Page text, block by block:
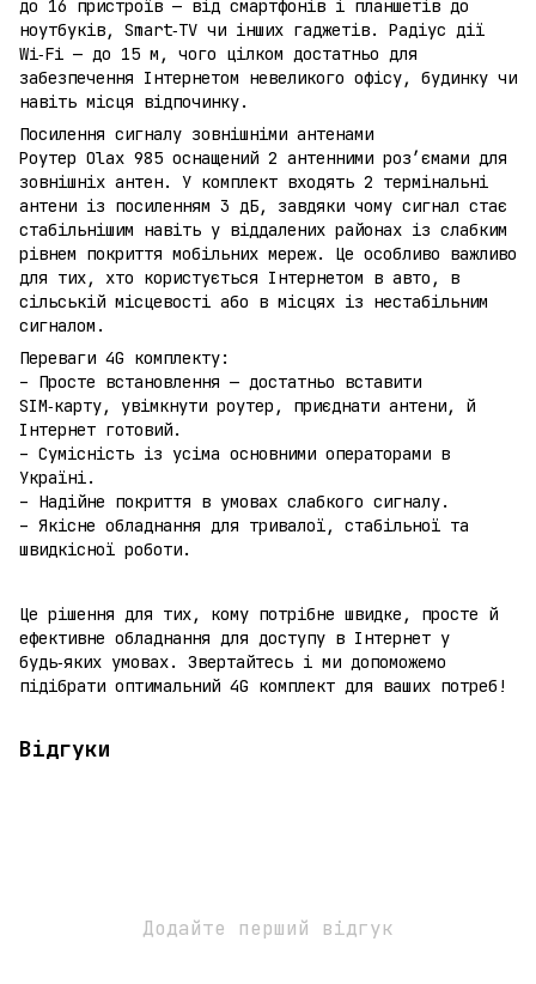
до 16 пристроїв — від смартфонів і планшетів до
ноутбуків, Smart‑TV чи інших гаджетів. Радіус дії
Wi‑Fi — до 15 м, чого цілком достатньо для
забезпечення Інтернетом невеликого офісу, будинку чи
навіть місця відпочинку.
Посилення сигналу зовнішніми антенами
Роутер Olax 985 оснащений 2 антенними роз’ємами для
зовнішніх антен. У комплект входять 2 термінальні
антени із посиленням 3 дБ, завдяки чому сигнал стає
стабільнішим навіть у віддалених районах із слабким
рівнем покриття мобільних мереж. Це особливо важливо
для тих, хто користується Інтернетом в авто, в
сільській місцевості або в місцях із нестабільним
сигналом.
Переваги 4G комплекту:
– Просте встановлення — достатньо вставити
SIM‑карту, увімкнути роутер, приєднати антени, й
Інтернет готовий.
– Сумісність із усіма основними операторами в
Україні.
– Надійне покриття в умовах слабкого сигналу.
– Якісне обладнання для тривалої, стабільної та
швидкісної роботи.
Це рішення для тих, кому потрібне швидке, просте й
ефективне обладнання для доступу в Інтернет у
будь‑яких умовах. Звертайтесь і ми допоможемо
підібрати оптимальний 4G комплект для ваших потреб!
Відгуки
Додайте перший відгук